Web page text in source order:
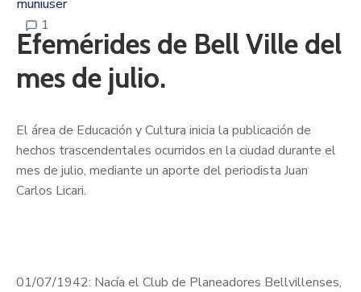
muniuser
1
Efemérides de Bell Ville del
mes de julio.
El área de Educación y Cultura inicia la publicación de
hechos trascendentales ocurridos en la ciudad durante el
mes de julio, mediante un aporte del periodista Juan
Carlos Licari.
01/07/1942: Nacía el Club de Planeadores Bellvillenses,